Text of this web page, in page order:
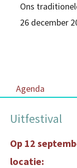
Ons
26 december
Agenda
Uitfestival
Op 12
locatie: